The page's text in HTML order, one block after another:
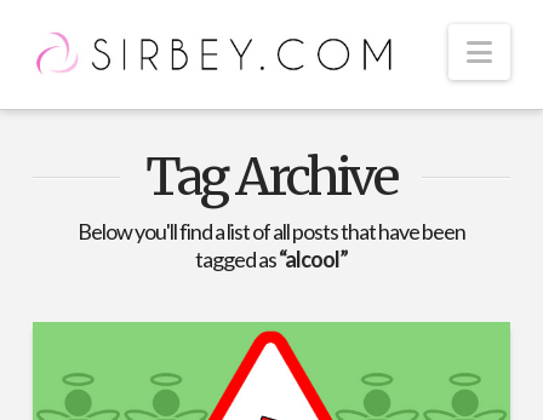
Tag Archive
Below you'll find a list of all posts that have been
tagged as“alcool”